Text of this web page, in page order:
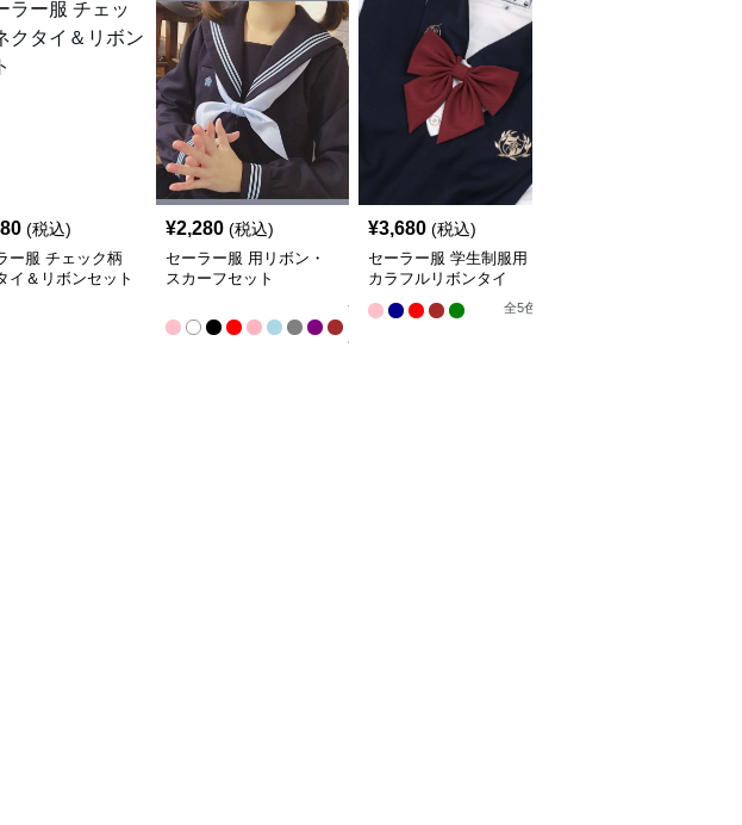
(税込)
ー服 チェック柄
イ＆リボンセット
¥2,280 (税込)
セーラー服 用リボン・
スカーフセット
全
色
¥3,680 (税込)
セーラー服 学生制服用
カラフルリボンタイ
全5色